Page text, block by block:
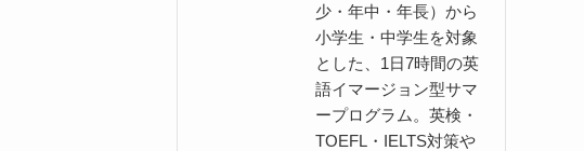
少・年中・年長）から
小学生・中学生を対象
とした、1日7時間の英
語イマージョン型サマ
ープログラム。英検・
TOEFL・IELTS対策や